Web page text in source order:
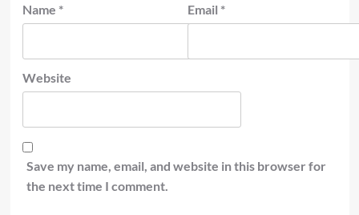
Name * Email *
Website
Save my name, email, and website in this browser for
the next time I comment.